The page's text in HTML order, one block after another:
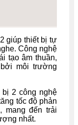
giúp thiết bị tự
Công nghệ
tạo âm thuần,
môi trường
2 công nghệ
tốc độ phản
mang đến trải
nhất.